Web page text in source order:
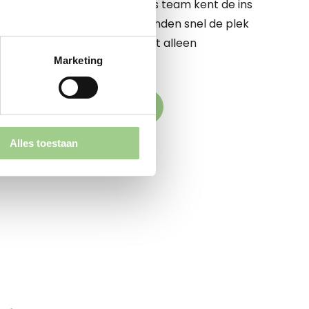
Marketing
Alles toestaan
begeleiden op dit pad. Ons team kent de ins
markt op zijn duimpje. We vinden snel de plek
werkgever elkaar niet alleen
versterken